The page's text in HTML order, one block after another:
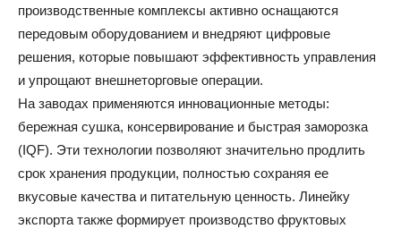
производственные комплексы активно оснащаются
передовым оборудованием и внедряют цифровые
решения, которые повышают эффективность управления
и упрощают внешнеторговые операции.
На заводах применяются инновационные методы:
бережная сушка, консервирование и быстрая заморозка
(IQF). Эти технологии позволяют значительно продлить
срок хранения продукции, полностью сохраняя ее
вкусовые качества и питательную ценность. Линейку
экспорта также формирует производство фруктовых